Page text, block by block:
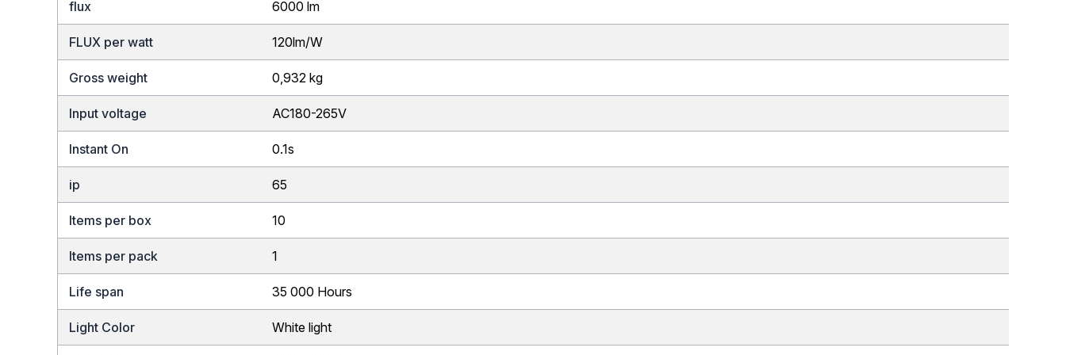
flux 6000 lm
FLUX per watt 120lm/W
Gross weight 0,932 kg
Input voltage AC180-265V
Instant On 0.1s
ip 65
Items per box 10
Items per pack 1
Life span 35 000 Hours
Light Color White light